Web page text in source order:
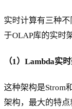
实时计算有三种
于OLAP库的实时
（1）Lambda实
这种架构是Strom
架构，最大的特